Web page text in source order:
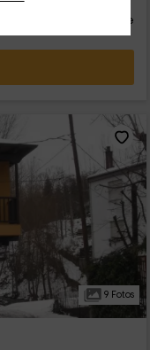
persona y noche
9 Fotos